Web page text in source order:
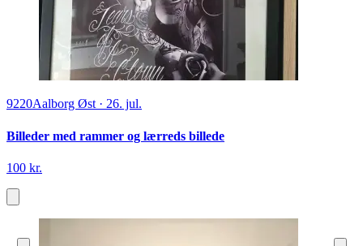
9220Aalborg Øst· 26. jul.
Billeder med rammer og lærreds billede
100 kr.